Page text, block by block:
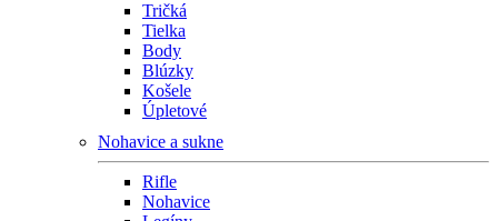
Tričká
Tielka
Body
Blúzky
Košele
Úpletové
Nohavice a sukne
Rifle
Nohavice